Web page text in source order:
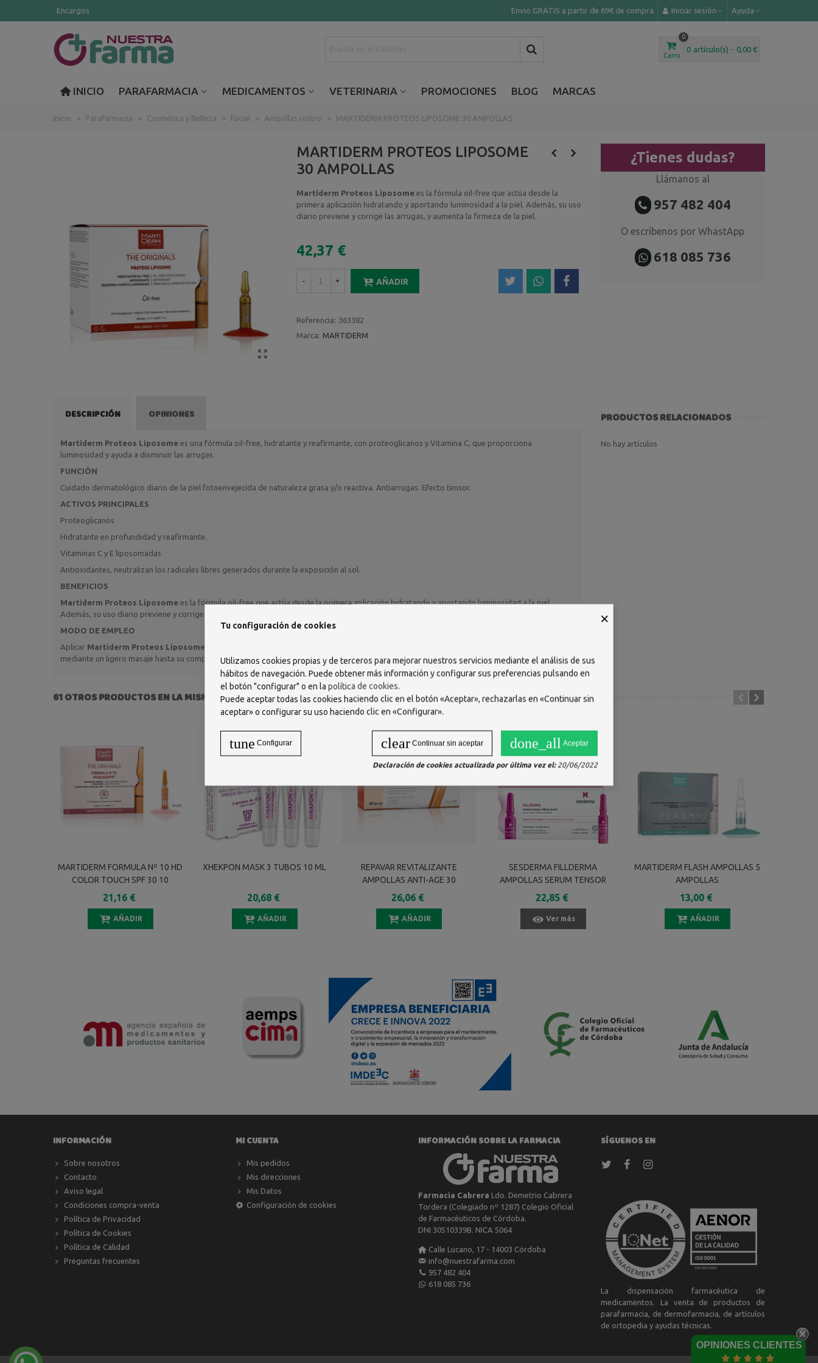
Encargos Envío GRATIS a partir de 69€ de compra Iniciar sesión Ayuda
Carro
0
0 artículo(s) - 0,00 €
INICIO PARAFARMACIA MEDICAMENTOS VETERINARIA PROMOCIONES BLOG MARCAS
Inicio > Parafarmacia > Cosmética y Belleza > Facial > Ampollas rostro > MARTIDERM PROTEOS LIPOSOME 30 AMPOLLAS
MARTIDERM PROTEOS LIPOSOME
30 AMPOLLAS
Martiderm Proteos Liposomees la fórmula oil-free que actúa desde la
primera aplicación hidratando y aportando luminosidad a la piel. Además, su uso
diario previene y corrige las arrugas, y aumenta la firmeza de la piel.
42,37 €
- + AÑADIR
Referencia: 363382
Marca: MARTIDERM
¿Tienes dudas?
Llámanos al
957 482 404
O escríbenos por WhastApp
618 085 736
DESCRIPCIÓN OPINIONES
Martiderm Proteos Liposome es una fórmula oil-free, hidratante y reafirmante, con proteoglicanos y Vitamina C, que proporciona
luminosidad y ayuda a disminuir las arrugas.
FUNCIÓN
Cuidado dermatológico diario de la piel fotoenvejecida de naturaleza grasa y/o reactiva. Antiarrugas. Efecto tensor.
ACTIVOS PRINCIPALES
Proteoglicanos
Hidratante en profundidad y reafirmante.
Vitaminas C y E liposomadas
Antioxidantes, neutralizan los radicales libres generados durante la exposición al sol.
BENEFICIOS
Martiderm Proteos Liposome es la fórmula oil-free que actúa desde la primera aplicación hidratando y aportando luminosidad a la piel.
Además, su uso diario previene y corrige las arrugas, y aumenta la firmeza de la piel.
MODO DE EMPLEO
Aplicar Martiderm Proteos Liposome
mediante un ligero masaje hasta su completa absorción.
PRODUCTOS RELACIONADOS
No hay artículos
61 OTROS PRODUCTOS EN LA MISMA CATEGORÍA:
MARTIDERM FORMULA Nº 10 HD
COLOR TOUCH SPF 30 10
AMPOLLAS 2 ML
21,16 €
AÑADIR
XHEKPON MASK 3 TUBOS 10 ML
20,68 €
AÑADIR
REPAVAR REVITALIZANTE
AMPOLLAS ANTI-AGE 30
AMPOLLAS 1 ML
26,06 €
AÑADIR
SESDERMA FILLDERMA
AMPOLLAS SERUM TENSOR
EFECTO INMEDIATO 10
UNIDADES 1,5 ML
22,85 €
Ver más
MARTIDERM FLASH AMPOLLAS 5
AMPOLLAS
13,00 €
AÑADIR
OPINIONES CLIENTES
INFORMACIÓN
Sobre nosotros
Contacto
Aviso legal
Condiciones compra-venta
Política de Privacidad
Política de Cookies
Política de Calidad
Preguntas frecuentes
MI CUENTA
Mis pedidos
Mis direcciones
Mis Datos
Configuración de cookies
INFORMACIÓN SOBRE LA FARMACIA
Farmacia Cabrera Ldo. Demetrio Cabrera
Tordera (Colegiado nº 1287) Colegio Oficial
de Farmacéuticos de Córdoba.
DNI 30510339B. NICA 5064
Calle Lucano, 17 - 14003 Córdoba
info@nuestrafarma.com
957 482 404
618 085 736
SÍGUENOS EN
La dispensación farmacéutica de
medicamentos. La venta de productos de
parafarmacia, de dermofarmacia, de artículos
de ortopedia y ayudas técnicas.
×
Tu configuración de cookies
Utilizamos cookies propias y de terceros para mejorar nuestros servicios mediante el análisis de sus
hábitos de navegación. Puede obtener más información y configurar sus preferencias pulsando en
el botón "configurar" o en la política de cookies.
Puede aceptar todas las cookies haciendo clic en el botón «Aceptar», rechazarlas en «Continuar sin
aceptar» o configurar su uso haciendo clic en «Configurar».
done_all Aceptar
clear Continuar sin aceptar
tune Configurar
Declaración de cookies actualizada por última vez el:20/06/2022